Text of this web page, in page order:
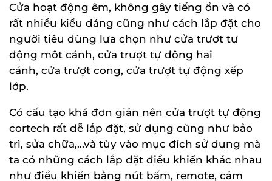
Cửa hoạt động êm, không gây tiếng ồn và có
rất nhiều kiểu dáng cũng như cách lắp đặt cho
người tiêu dùng lựa chọn như cửa trượt tự
động một cánh, cửa trượt tự động hai
cánh, cửa trượt cong, cửa trượt tự động xếp
lớp.
Có cấu tạo khá đơn giản nên cửa trượt tự động
cortech rất dễ lắp đặt, sử dụng cũng như bảo
trì, sửa chữa,...và tùy vào mục đích sử dụng mà
ta có những cách lắp đặt điều khiển khác nhau
như điều khiển bằng nút bấm, remote, cảm